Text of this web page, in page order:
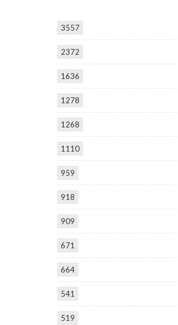
3557
2372
1636
1278
1268
1110
959
918
909
671
664
541
519